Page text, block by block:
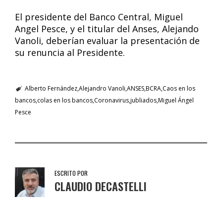
El presidente del Banco Central, Miguel
Angel Pesce, y el titular del Anses, Alejando
Vanoli, deberían evaluar la presentación de
su renuncia al Presidente.
Alberto FernándezAlejandro Vanoli ANSESBCRACaos en los
bancos colas en los bancos CoronavirusjubliadosMiguel Ángel
Pesce
ESCRITO POR
CLAUDIO DECASTELLI